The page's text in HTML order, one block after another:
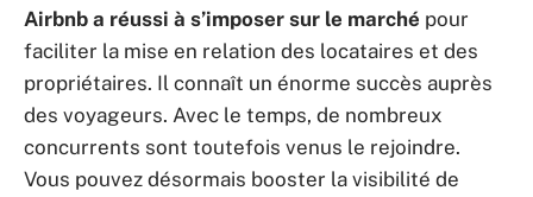
Airbnb a réussi à s’imposer sur le marché pour
faciliter la mise en relation des locataires et des
propriétaires. Il connaît un énorme succès auprès
des voyageurs. Avec le temps, de nombreux
concurrents sont toutefois venus le rejoindre.
Vous pouvez désormais booster la visibilité de